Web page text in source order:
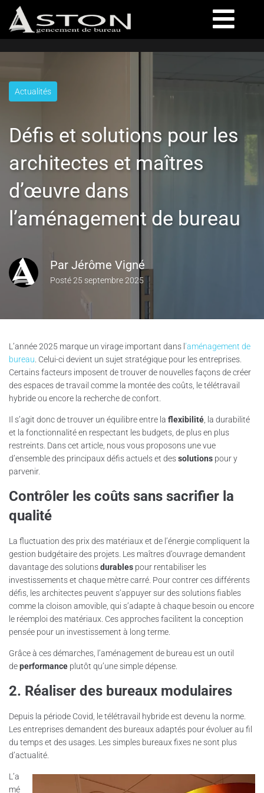
Actualités
Défis et solutions pour les
architectes et maîtres
d’œuvre dans
l’aménagement de bureau
Par Jérôme Vigné
Posté25 septembre 2025
L’année 2025 marque un virage important dans l ’aménagement de
bureau. Celui-ci devient un sujet stratégique pour les entreprises.
Certains facteurs imposent de trouver de nouvelles façons de créer
des espaces de travail comme la montée des coûts, le télétravail
hybride ou encore la recherche de confort.
Il s’agit donc de trouver un équilibre entre la flexibilité, la durabilité
et la fonctionnalité en respectant les budgets, de plus en plus
restreints. Dans cet article, nous vous proposons une vue
d’ensemble des principaux défis actuels et dessolutions pour y
parvenir.
Contrôler les coûts sans sacrifier la
qualité
La fluctuation des prix des matériaux et de l’énergie compliquent la
gestion budgétaire des projets. Les maîtres d’ouvrage demandent
davantage des solutionsdurables pour rentabiliser les
investissements et chaque mètre carré. Pour contrer ces différents
défis, les architectes peuvent s’appuyer sur des solutions fiables
comme la cloison amovible, qui s’adapte à chaque besoin ou encore
le réemploi des matériaux. Ces approches facilitent la conception
pensée pour un investissement à long terme.
Grâce à ces démarches, l’aménagement de bureau est un outil
deperformance plutôt qu’une simple dépense.
2. Réaliser des bureaux modulaires
Depuis la période Covid, le télétravail hybride est devenu la norme.
Les entreprises demandent des bureaux adaptés pour évoluer au fil
du temps et des usages. Les simples bureaux fixes ne sont plus
d’actualité.
L’a
mé